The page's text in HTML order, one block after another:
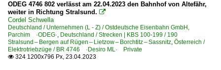
ODEG 4746 802 verlässt am 22.04.2023 den Bahnhof von Altefähr,
weiter in Richtung Stralsund. 
Cordel Schwella
Deutschland / Unternehmen (L - Z) / Ostdeutsche Eisenbahn GmbH,
Parchim ·ODEG·, Deutschland / Strecken | KBS 100-199 / 190
Stralsund – Bergen auf Rügen – Lietzow – Borchtitz – Sassnitz, Österreich /
Elektrotriebzüge / BR 4746 ·Desiro ML· Private
 324 1200x796 Px, 23.04.2023